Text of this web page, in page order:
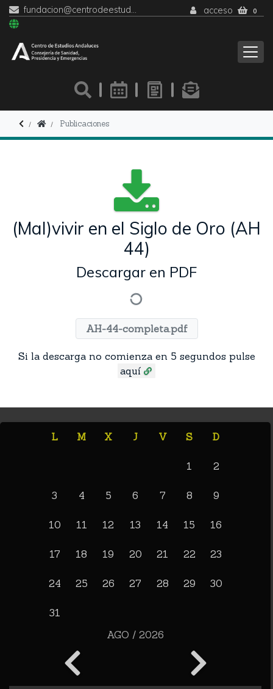
fundacion@centrodeestudiosandaluces.es acceso 0
Publicaciones
(Mal)vivir en el Siglo de Oro (AH
44)
Descargar en PDF
AH-44-completa.pdf
Si la descarga no comienza en 5 segundos pulse
aquí
L M X J V S D
1 2
3 4 5 6 7 8 9
10 11 12 13 14 15 16
17 18 19 20 21 22 23
24 25 26 27 28 29 30
31
AGO / 2026